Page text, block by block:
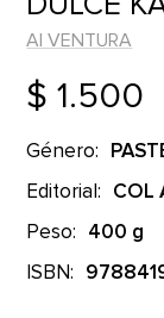
AI VENTURA
$ 1.500
Género:
Editorial: COL
Peso: 400 g
ISBN: